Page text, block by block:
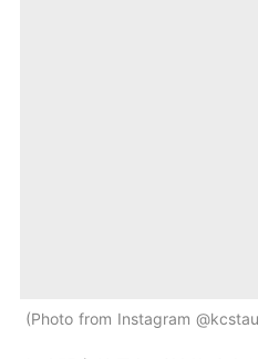
Photo from Instagram